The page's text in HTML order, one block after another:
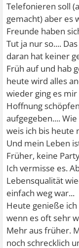
Telefonieren soll
gemacht) aber es
Freunde haben
Tut ja nur so....
daran hat keiner
Früh auf und hab
heute wird alles
wieder ging es
Hoffnung
aufgegeben....
weis ich bis heute
Und mein Leben
Früher, keine
Ich vermisse es.
Lebensqualität
einfach weg war...
Heute genieße
wenn es oft sehr
Mehr aus früher.
noch schrecklich